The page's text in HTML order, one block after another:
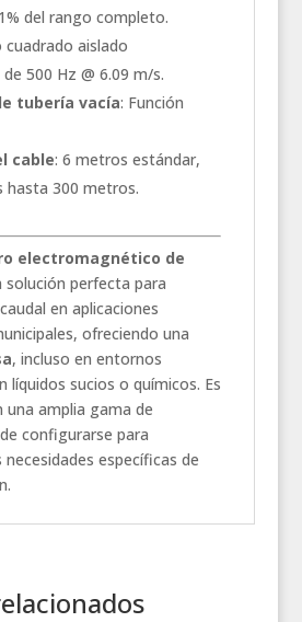
del rango completo.
cuadrado aislado
500 Hz @ 6.09 m/s.
tubería vacía: Función
cable: 6 metros estándar,
hasta 300 metros.
electromagnético de
solución perfecta para
en aplicaciones
ofreciendo una
, incluso en entornos
líquidos sucios o químicos. Es
amplia gama de
configurarse para
específicas de